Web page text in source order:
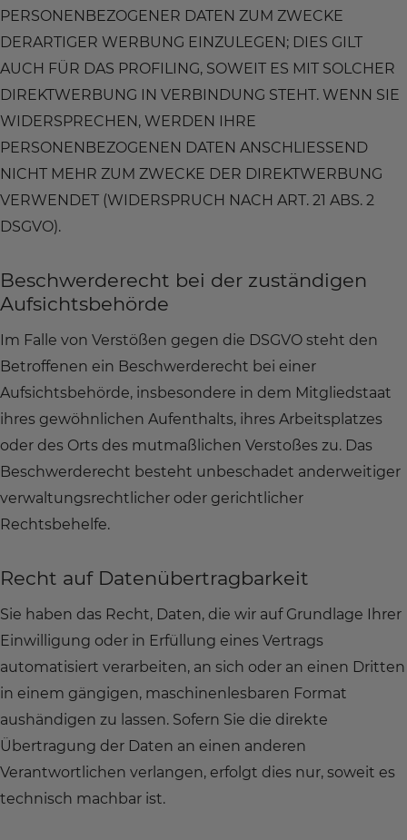
PERSONENBEZOGENER DATEN ZUM ZWECKE
DERARTIGER WERBUNG EINZULEGEN; DIES GILT
AUCH FÜR DAS PROFILING, SOWEIT ES MIT SOLCHER
DIREKTWERBUNG IN VERBINDUNG STEHT. WENN SIE
WIDERSPRECHEN, WERDEN IHRE
PERSONENBEZOGENEN DATEN ANSCHLIESSEND
NICHT MEHR ZUM ZWECKE DER DIREKTWERBUNG
VERWENDET (WIDERSPRUCH NACH ART. 21 ABS. 2
DSGVO).
Beschwerde­recht bei der zuständigen
Aufsichts­behörde
Im Falle von Verstößen gegen die DSGVO steht den
Betroffenen ein Beschwerderecht bei einer
Aufsichtsbehörde, insbesondere in dem Mitgliedstaat
ihres gewöhnlichen Aufenthalts, ihres Arbeitsplatzes
oder des Orts des mutmaßlichen Verstoßes zu. Das
Beschwerderecht besteht unbeschadet anderweitiger
verwaltungsrechtlicher oder gerichtlicher
Rechtsbehelfe.
Recht auf Daten­übertrag­barkeit
Sie haben das Recht, Daten, die wir auf Grundlage Ihrer
Einwilligung oder in Erfüllung eines Vertrags
automatisiert verarbeiten, an sich oder an einen Dritten
in einem gängigen, maschinenlesbaren Format
aushändigen zu lassen. Sofern Sie die direkte
Übertragung der Daten an einen anderen
Verantwortlichen verlangen, erfolgt dies nur, soweit es
technisch machbar ist.